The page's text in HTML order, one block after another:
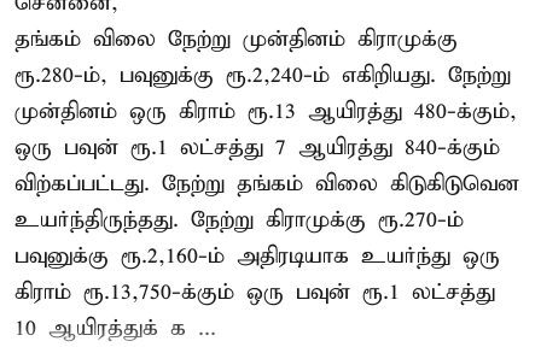
தங்கம் விலை நேற்று முன்தினம் கிராமுக்கு
ரூ.280-ம், பவுனுக்கு ரூ.2,240-ம் எகிறியது. நேற்று
முன்தினம் ஒரு கிராம் ரூ.13 ஆயிரத்து 480-க்கும்,
ஒரு பவுன் ரூ.1 லட்சத்து 7 ஆயிரத்து 840-க்கும்
விற்கப்பட்டது. நேற்று தங்கம் விலை கிடுகிடுவென
உயர்ந்திருந்தது. நேற்று கிராமுக்கு ரூ.270-ம்
பவுனுக்கு ரூ.2,160-ம் அதிரடியாக உயர்ந்து ஒரு
கிராம் ரூ.13,750-க்கும் ஒரு பவுன் ரூ.1 லட்சத்து
10 ஆயிரத்துக் க ...